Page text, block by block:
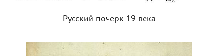
Русский почерк 19 века